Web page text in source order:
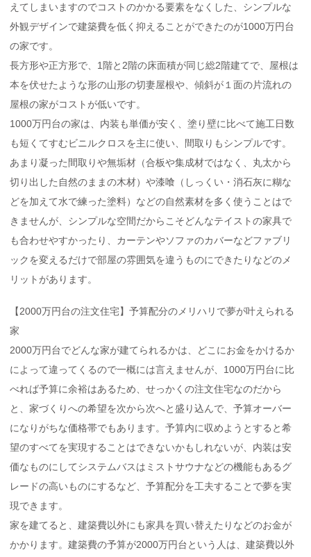
えてしまいますのでコストのかかる要素をなくした、シンプルな
外観デザインで建築費を低く抑えることができたのが1000万円台
の家です。
長方形や正方形で、1階と2階の床面積が同じ総2階建てで、屋根は
本を伏せたような形の山形の切妻屋根や、傾斜が１面の片流れの
屋根の家がコストが低いです。
1000万円台の家は、内装も単価が安く、塗り壁に比べて施工日数
も短くてすむビニルクロスを主に使い、間取りもシンプルです。
あまり凝った間取りや無垢材（合板や集成材ではなく、丸太から
切り出した自然のままの木材）や漆喰（しっくい・消石灰に糊な
どを加えて水で練った塗料）などの自然素材を多く使うことはで
きませんが、シンプルな空間だからこそどんなテイストの家具で
も合わせやすかったり、カーテンやソファのカバーなどファブリ
ックを変えるだけで部屋の雰囲気を違うものにできたりなどのメ
リットがあります。
【2000万円台の注文住宅】予算配分のメリハリで夢が叶えられる
家
2000万円台でどんな家が建てられるかは、どこにお金をかけるか
によって違ってくるので一概には言えませんが、1000万円台に比
べれば予算に余裕はあるため、せっかくの注文住宅なのだから
と、家づくりへの希望を次から次へと盛り込んで、予算オーバー
になりがちな価格帯でもあります。予算内に収めようとすると希
望のすべてを実現することはできないかもしれないが、内装は安
価なものにしてシステムバスはミストサウナなどの機能もあるグ
レードの高いものにするなど、予算配分を工夫することで夢を実
現できます。
家を建てると、建築費以外にも家具を買い替えたりなどのお金が
かかります。建築費の予算が2000万円台という人は、建築費以外